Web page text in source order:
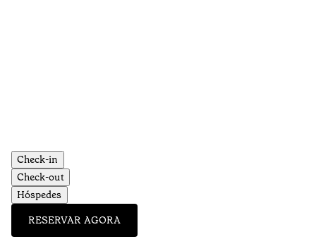
Check-in
Check-out
Hóspedes
RESERVAR AGORA